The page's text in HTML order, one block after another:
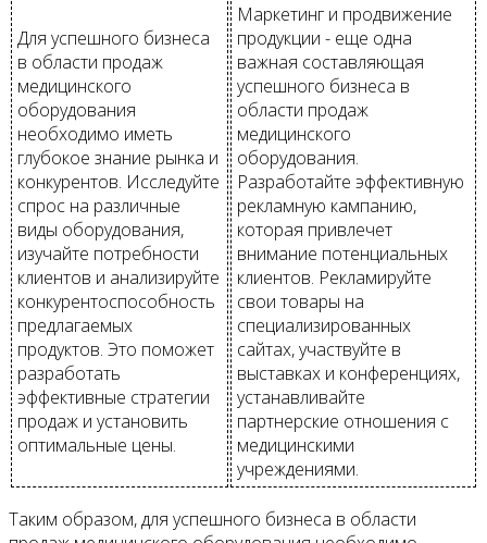
Для успешного бизнеса
в области продаж
медицинского
оборудования
необходимо иметь
глубокое знание рынка и
конкурентов. Исследуйте
спрос на различные
виды оборудования,
изучайте потребности
клиентов и анализируйте
конкурентоспособность
предлагаемых
продуктов. Это поможет
разработать
эффективные стратегии
продаж и установить
оптимальные цены.
Маркетинг и продвижение
продукции - еще одна
важная составляющая
успешного бизнеса в
области продаж
медицинского
оборудования.
Разработайте эффективную
рекламную кампанию,
которая привлечет
внимание потенциальных
клиентов. Рекламируйте
свои товары на
специализированных
сайтах, участвуйте в
выставках и конференциях,
устанавливайте
партнерские отношения с
медицинскими
учреждениями.
Таким образом, для успешного бизнеса в области